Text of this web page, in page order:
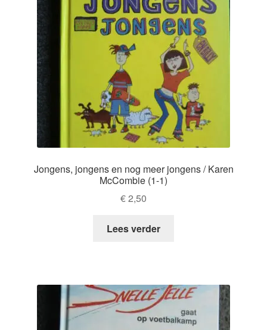
Jongens, jongens en nog meer jongens / Karen
McCombie (1-1)
€2,50
Lees verder